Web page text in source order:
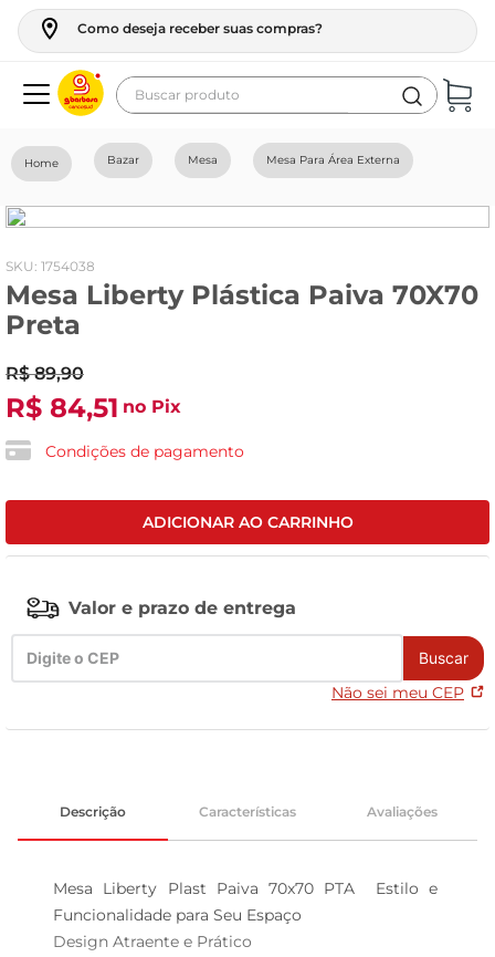
Como deseja receber suas compras?
Buscar produto
Bazar Mesa Mesa Para Área Externa
: 1754038
Mesa Liberty Plástica Paiva 70X70
Preta
R$ 89,90
R$ 84,51 no Pix
Condições de pagamento
ADICIONAR AO CARRINHO
Valor e prazo de entrega
Buscar
Não sei meu CEP
Descrição Características Avaliações
Mesa Liberty Plast Paiva 70x70 PTA  Estilo e
Funcionalidade para Seu Espaço
Design Atraente e Prático
geladeira
fogao
café
cerveja
frango
leite
vinho